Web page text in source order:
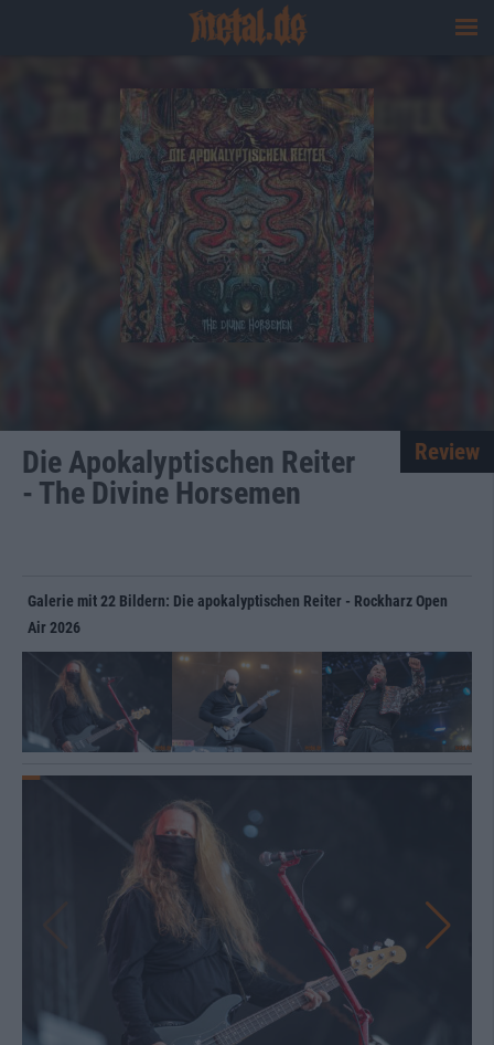
Die Apokalyptischen Reiter
- The Divine Horsemen
Review
Galerie mit 22 Bildern: Die apokalyptischen Reiter - Rockharz Open
Air 2026